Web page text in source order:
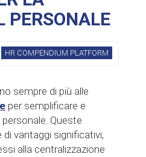
PERSONALE
HR COMPENDIUM PLATFORM
sempre di più alle
per semplificare e
Queste
vantaggi significativi,
alla centralizzazione